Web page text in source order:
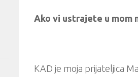
Ako vi ustrajete u mom
KAD je moja prijateljica